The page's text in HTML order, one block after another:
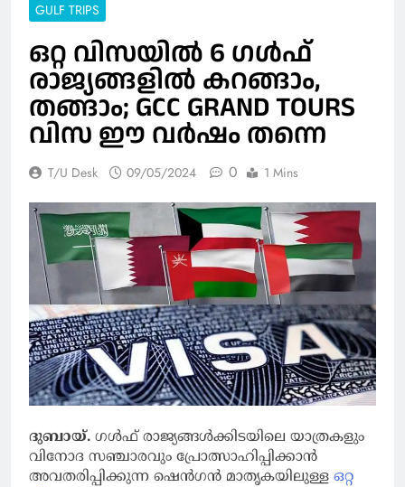
GULF TRIPS
ഒറ്റ വിസയില്‍ 6 ഗള്‍ഫ്
രാജ്യങ്ങളില്‍ കറങ്ങാം,
തങ്ങാം; GCC GRAND TOURS
വിസ ഈ വര്‍ഷം തന്നെ
T/U Desk 09/05/2024 0 1 Mins
ദുബായ്. ഗള്‍ഫ് രാജ്യങ്ങള്‍ക്കിടയിലെ യാത്രകളും
വിനോദ സഞ്ചാരവും പ്രോത്സാഹിപ്പിക്കാന്‍
അവതരിപ്പിക്കുന്ന ഷെന്‍ഗന്‍ മാതൃകയിലുള്ള ഒറ്റ